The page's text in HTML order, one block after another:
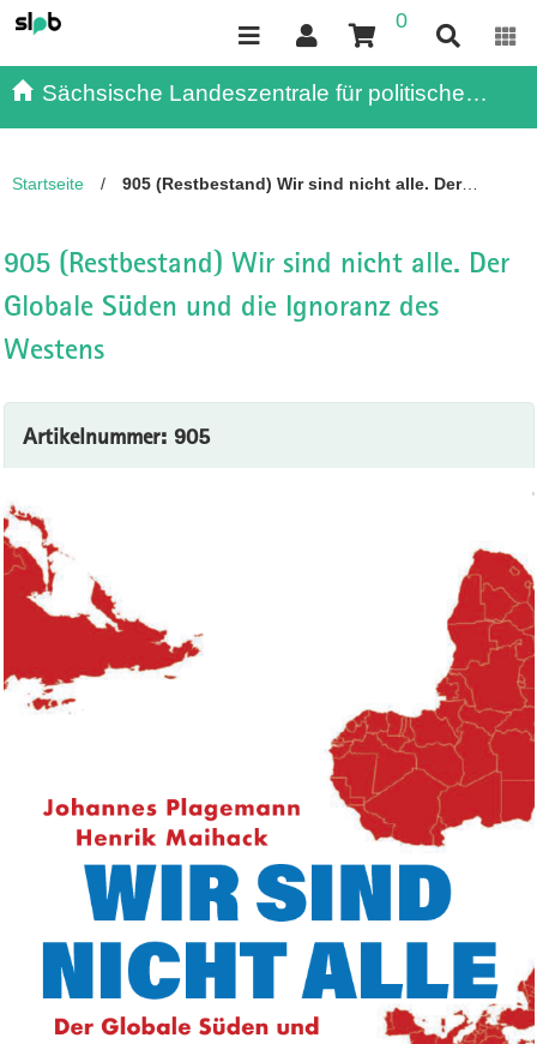
0
Sächsische Landeszentrale für politische
Startseite /
905 (Restbestand) Wir sind nicht alle. Der
905 (Restbestand) Wir sind nicht alle. Der
Globale Süden und die Ignoranz des
Westens
Artikelnummer: 905